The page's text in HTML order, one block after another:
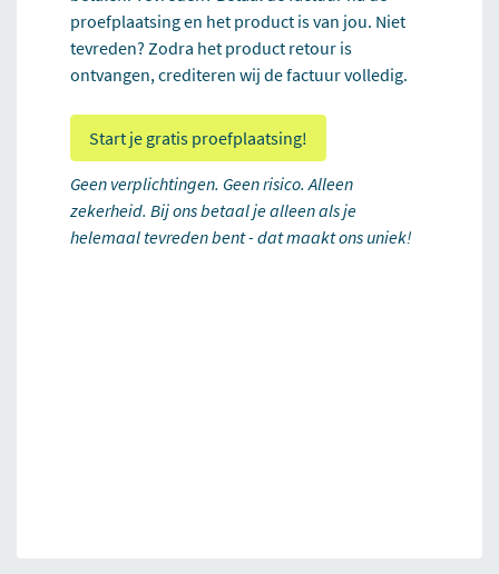
proefplaatsing en het product is van jou. Niet
tevreden? Zodra het product retour is
ontvangen, crediteren wij de factuur volledig.
Start je gratis proefplaatsing!
Geen verplichtingen. Geen risico. Alleen
zekerheid. Bij ons betaal je alleen als je
helemaal tevreden bent - dat maakt ons uniek!